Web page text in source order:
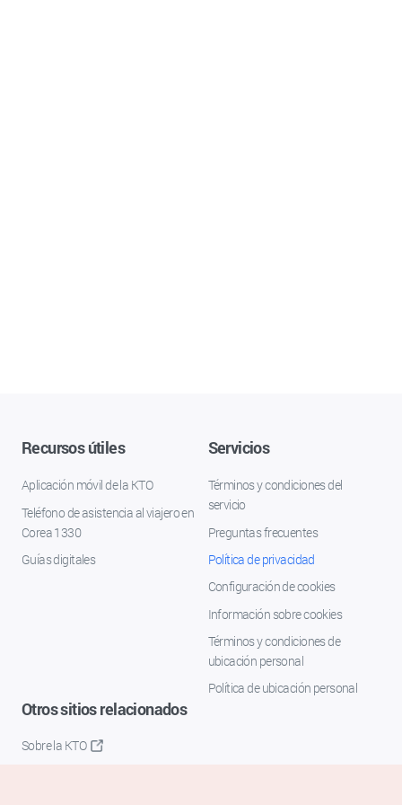
Recursos útiles
Aplicación móvil de la KTO
Teléfono de asistencia al viajero en
Corea 1330
Guías digitales
Servicios
Términos y condiciones del
servicio
Preguntas frecuentes
Política de privacidad
Configuración de cookies
Información sobre cookies
Términos y condiciones de
ubicación personal
Política de ubicación personal
Otros sitios relacionados
Sobre la KTO